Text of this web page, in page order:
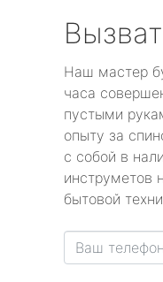
Наш мастер
часа
пустыми
опыту за
с собой в
инструметов
бытовой